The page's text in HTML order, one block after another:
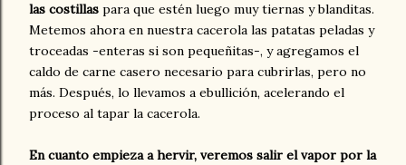
las costillas para que estén luego muy tiernas y blanditas.
Metemos ahora en nuestra cacerola las patatas peladas y
troceadas -enteras si son pequeñitas-, y agregamos el
caldo de carne casero necesario para cubrirlas, pero no
más. Después, lo llevamos a ebullición, acelerando el
proceso al tapar la cacerola.
En cuanto empieza a hervir, veremos salir el vapor por la